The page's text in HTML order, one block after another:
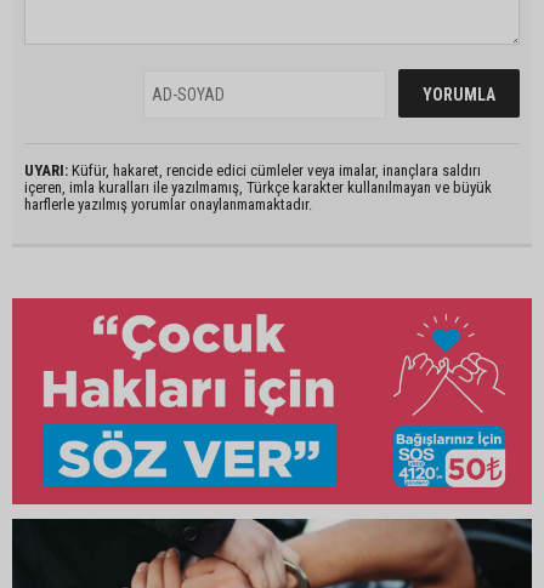
UYARI: Küfür, hakaret, rencide edici cümleler veya imalar, inançlara saldırı
içeren, imla kuralları ile yazılmamış, Türkçe karakter kullanılmayan ve büyük
harflerle yazılmış yorumlar onaylanmamaktadır.